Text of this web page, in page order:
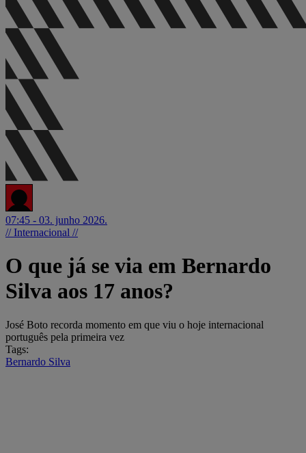
07:45 - 03. junho 2026.
// Internacional //
O que já se via em Bernardo
Silva aos 17 anos?
José Boto recorda momento em que viu o hoje internacional
português pela primeira vez
Tags:
Bernardo Silva